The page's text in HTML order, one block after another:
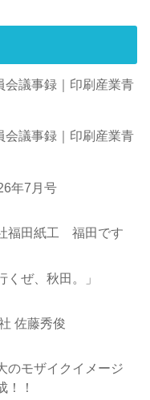
議事録｜印刷産業青
議事録｜印刷産業青
年7月号
福田紙工 福田です
くぜ、秋田。」
佐藤秀俊
のモザイクイメージ
！！